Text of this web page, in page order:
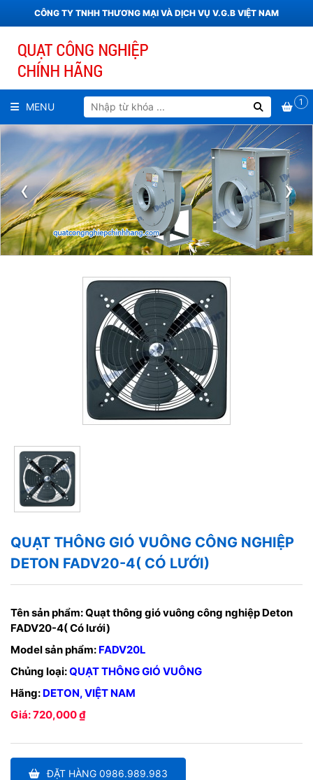
CÔNG TY TNHH THƯƠNG MẠI VÀ DỊCH VỤ V.G.B VIỆT NAM
MENU 1
‹ ›
QUẠT THÔNG GIÓ VUÔNG CÔNG NGHIỆP
DETON FADV20-4( CÓ LƯỚI)
Tên sản phẩm:Quạt thông gió vuông công nghiệp Deton
FADV20-4( Có lưới)
Model sản phẩm: FADV20L
Chủng loại:QUẠT THÔNG GIÓ VUÔNG
Hãng: DETON, VIỆT NAM
Giá: 720,000 ₫
ĐẶT HÀNG 0986.989.983